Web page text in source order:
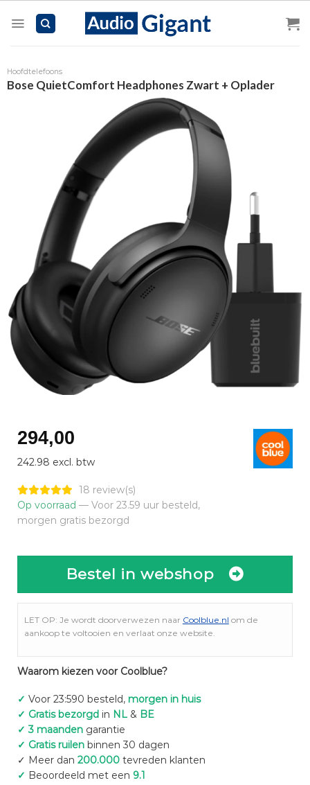
Hoofdtelefoons
Bose QuietComfort Headphones Zwart + Oplader
294,00
242.98 excl. btw
18 review(s)
Op voorraad — Voor 23.59 uur besteld,
morgen gratis bezorgd
Bestel in webshop
LET OP: Je wordt doorverwezen naar Coolblue.nl om de
aankoop te voltooien en verlaat onze website.
Waarom kiezen voor Coolblue?
✓ Voor 23:590 besteld, morgen in huis
✓ Gratis bezorgd in NL& BE
✓ 3 maanden garantie
✓ Gratis ruilenbinnen 30 dagen
✓ Meer dan 200.000tevreden klanten
✓ Beoordeeld met een 9.1